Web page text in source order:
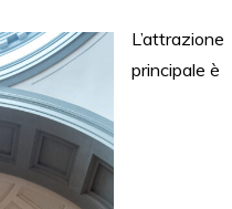
L’attrazione
principale è